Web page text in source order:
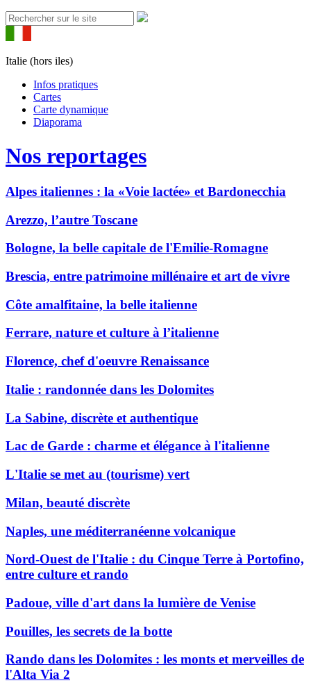
Italie (hors iles)
Infos pratiques
Cartes
Carte dynamique
Diaporama
Nos reportages
Alpes italiennes : la «Voie lactée» et Bardonecchia
Arezzo, l’autre Toscane
Bologne, la belle capitale de l'Emilie-Romagne
Brescia, entre patrimoine millénaire et art de vivre
Côte amalfitaine, la belle italienne
Ferrare, nature et culture à l’italienne
Florence, chef d'oeuvre Renaissance
Italie : randonnée dans les Dolomites
La Sabine, discrète et authentique
Lac de Garde : charme et élégance à l'italienne
L'Italie se met au (tourisme) vert
Milan, beauté discrète
Naples, une méditerranéenne volcanique
Nord-Ouest de l'Italie : du Cinque Terre à Portofino,
entre culture et rando
Padoue, ville d'art dans la lumière de Venise
Pouilles, les secrets de la botte
Rando dans les Dolomites : les monts et merveilles de
l'Alta Via 2